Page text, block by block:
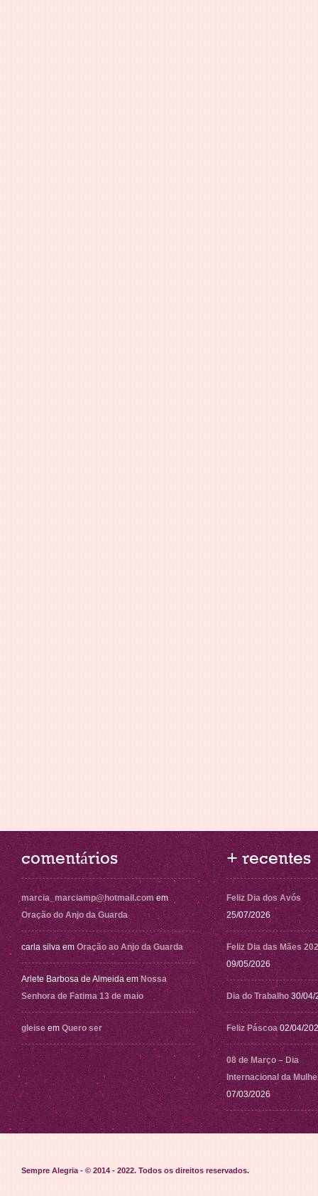
comentários
marcia_marciamp@hotmail.com em
Oração do Anjo da Guarda
carla silva em Oração ao Anjo da Guarda
Arlete Barbosa de Almeida em Nossa
Senhora de Fatima 13 de maio
gleise em Quero ser
+ recentes
Feliz Dia dos Avós
25/07/2026
Feliz Dia das Mães
09/05/2026
Dia do Trabalho 30/04/
Feliz Páscoa 02/04/
08 de Março – Dia
Internacional da
07/03/2026
Sempre Alegria - © 2014 - 2022. Todos os direitos reservados.